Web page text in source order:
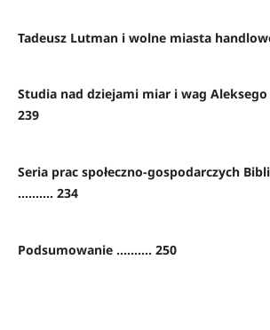
Tadeusz Lutman i wolne miasta
Studia nad dziejami miar i wag Aleksego
239
Seria prac społeczno-gospodarczych
.......... 234
Podsumowanie .......... 250